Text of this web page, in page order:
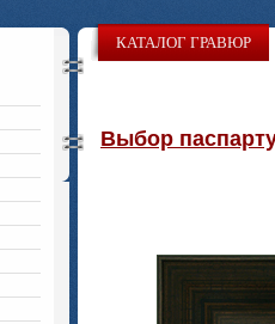
КАТАЛОГ ГРАВЮР
Выбор